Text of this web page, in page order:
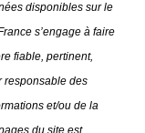
disponibles sur le
s’engage à faire
fiable, pertinent,
responsable des
et/ou de la
du site est